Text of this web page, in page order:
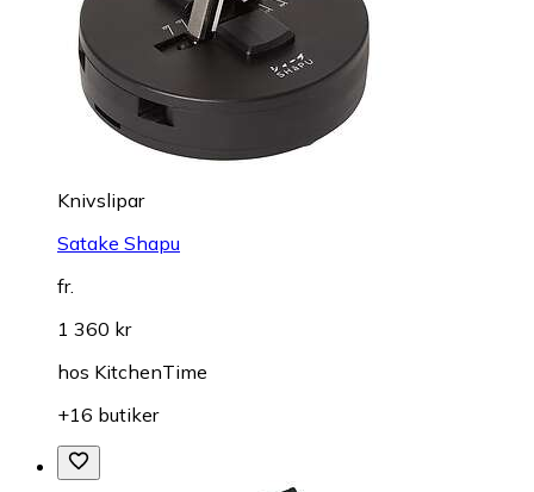
Knivslipar
Satake Shapu
fr.
1 360 kr
hos KitchenTime
+16 butiker